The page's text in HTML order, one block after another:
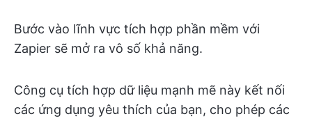
Bước vào lĩnh vực tích hợp phần mềm với
Zapier sẽ mở ra vô số khả năng.
Công cụ tích hợp dữ liệu mạnh mẽ này kết nối
các ứng dụng yêu thích của bạn, cho phép các